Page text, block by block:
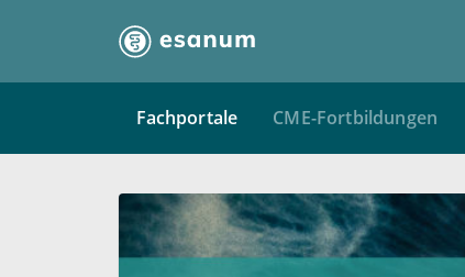
Fachportale CME-Fortbildungen